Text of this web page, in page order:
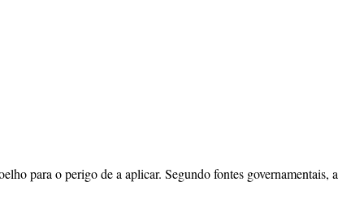
para o perigo de a aplicar. Segundo fontes governamentais, a